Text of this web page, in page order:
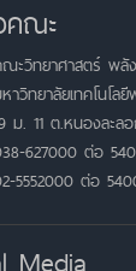
ณะ
ะวิทยาศาสตร์ พลั
าวิทยาลัยเทคโนโล
ม. 11 ต.หนองละล
627000 ต่อ
5552000 ต่อ